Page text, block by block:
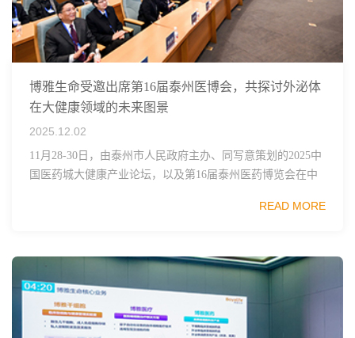
博雅生命受邀出席第16届泰州医博会，共探讨外泌体
在大健康领域的未来图景
2025.12.02
11月28-30日，由泰州市人民政府主办、同写意策划的2025中
国医药城大健康产业论坛，以及第16届泰州医药博览会在中
READ MORE